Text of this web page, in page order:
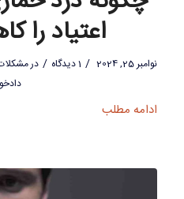
اعتیاد را
نوامبر 25, 2024 / 1 دیدگاه / در
ادامه مطلب